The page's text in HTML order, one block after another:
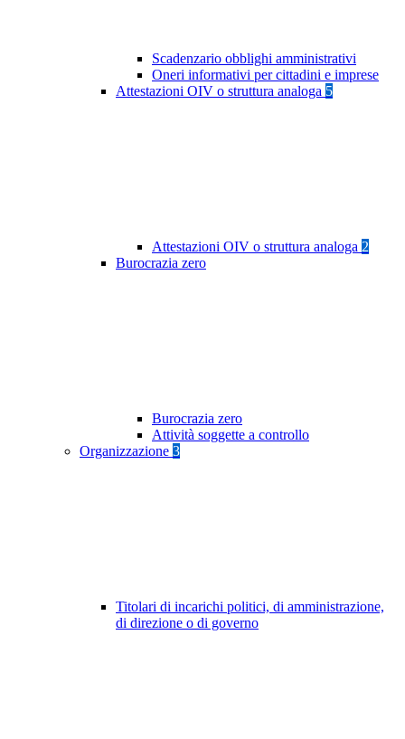
Scadenzario obblighi amministrativi
Oneri informativi per cittadini e imprese
Attestazioni OIV o struttura analoga 5
Attestazioni OIV o struttura analoga 2
Burocrazia zero
Burocrazia zero
Attività soggette a controllo
Organizzazione 3
Titolari di incarichi politici, di amministrazione,
di direzione o di governo